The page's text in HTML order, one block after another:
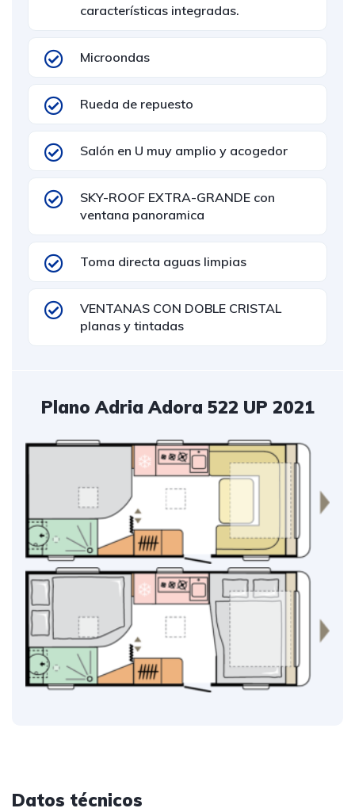
características integradas.
Microondas
Rueda de repuesto
Salón en U muy amplio y acogedor
SKY-ROOF EXTRA-GRANDE con
ventana panoramica
Toma directa aguas limpias
VENTANAS CON DOBLE CRISTAL
planas y tintadas
Plano Adria Adora 522 UP 2021
Datos técnicos